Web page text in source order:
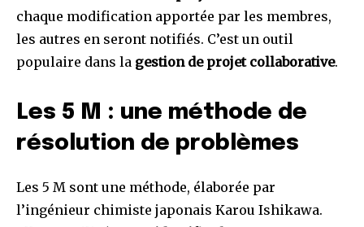
chaque modification apportée par les membres,
les autres en seront notifiés. C’est un outil
populaire dans la gestion de projet collaborative.
Les 5 M : une méthode de
résolution de problèmes
Les 5 M sont une méthode, élaborée par
l’ingénieur chimiste japonais Karou Ishikawa.